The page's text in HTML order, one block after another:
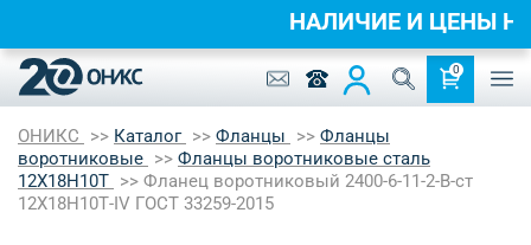
0
ОНИКС Каталог Фланцы
Фланцы
воротниковые
Фланцы воротниковые сталь
12Х18Н10Т
Фланец воротниковый 2400-6-11-2-B-ст
12Х18Н10Т-IV ГОСТ 33259-2015
НАЛИЧИЕ И